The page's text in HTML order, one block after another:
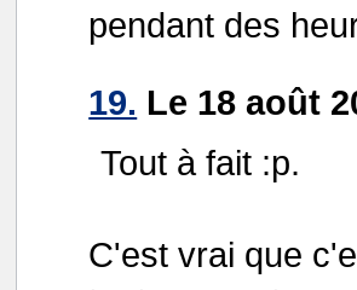
pendant des
19. Le 18 août
Tout à fait :p.
C'est vrai que